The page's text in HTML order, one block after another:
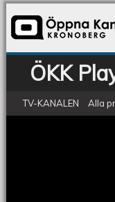
ÖKK
TV-KANALEN Alla